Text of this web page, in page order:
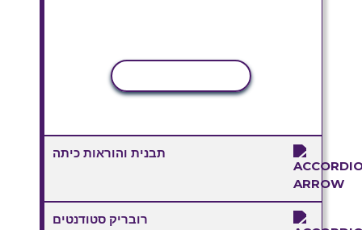
תבנית והוראות כיתה
רובריק סטודנטים